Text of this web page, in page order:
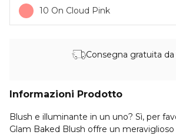
10 On Cloud Pink
Consegna gratuita
Informazioni Prodotto
Blush e illuminante in un uno? Sì, per
Glam Baked Blush offre un